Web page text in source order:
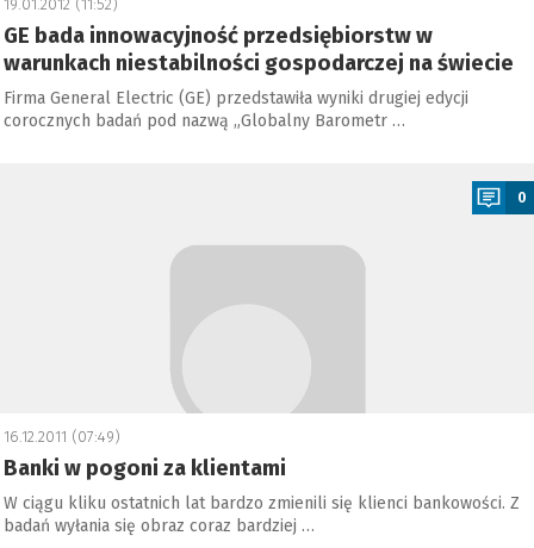
19.01.2012 (11:52)
GE bada innowacyjność przedsiębiorstw w
warunkach niestabilności gospodarczej na świecie
Firma General Electric (GE) przedstawiła wyniki drugiej edycji
corocznych badań pod nazwą „Globalny Barometr …
0
16.12.2011 (07:49)
Banki w pogoni za klientami
W ciągu kliku ostatnich lat bardzo zmienili się klienci bankowości. Z
badań wyłania się obraz coraz bardziej …